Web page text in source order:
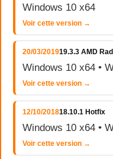
Windows 10 x64
Voir cette version →
20/03/201919.3.3 AMD
Windows 10 x64 •
Voir cette version →
12/10/201818.10.1 Hotfix
Windows 10 x64 •
Voir cette version →